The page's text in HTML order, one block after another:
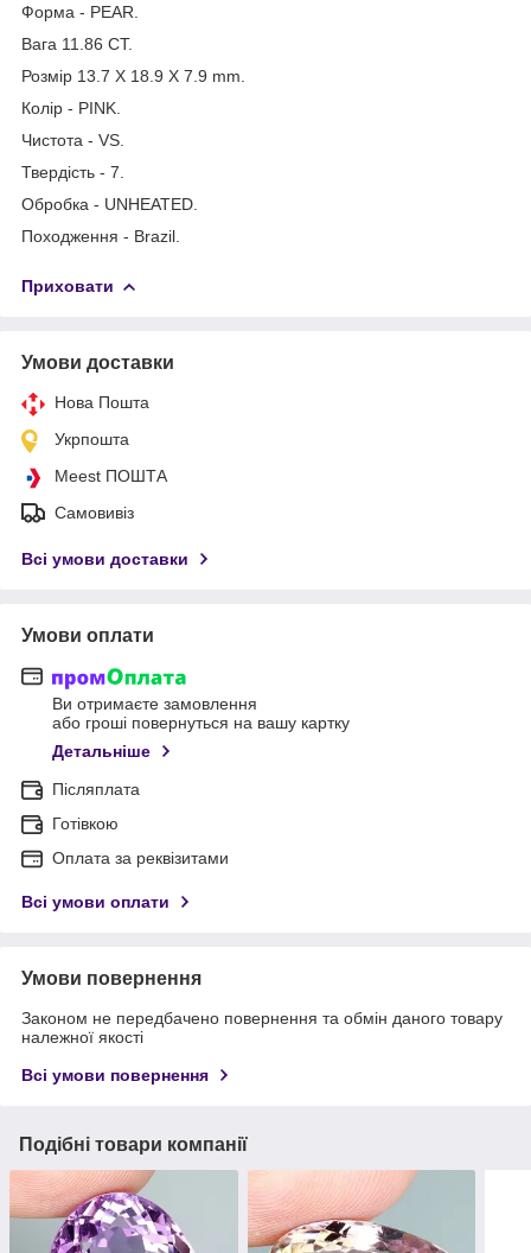
Форма - PEAR.
Вага 11.86 CT.
Розмір 13.7 X 18.9 X 7.9 mm.
Колір - PINK.
Чистота - VS.
Твердість - 7.
Обробка - UNHEATED.
Походження - Brazil.
Приховати
Умови доставки
Нова Пошта
Укрпошта
Meest ПОШТА
Самовивіз
Всі умови доставки
Умови оплати
Ви отримаєте замовлення
або гроші повернуться на вашу картку
Детальніше
Післяплата
Готівкою
Оплата за реквізитами
Всі умови оплати
Умови повернення
Законом не передбачено повернення та обмін даного товару
належної якості
Всі умови повернення
Подібні товари компанії